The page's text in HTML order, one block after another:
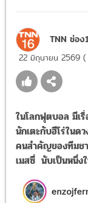
TNN ช่อง
22 มิถุนายน 2569
ในโลกฟุตบอล มีเรื่
นักเตะกับฮีโร่ในด
คนสำคัญของทีมชา
เมสซี่ นับเป็นหนึ่ง